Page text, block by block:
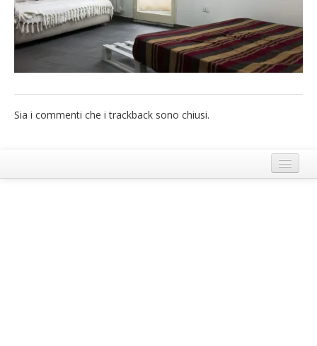
Spanish
French
Sia i commenti che i trackback sono chiusi.